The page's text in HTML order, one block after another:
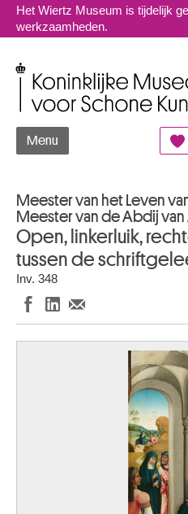
Het Wiertz Museum is tijdelijk
werkzaamheden.
Menu
Meester van het Leven
Meester van de Abdij
Open, linkerluik,
tussen de
Inv. 348